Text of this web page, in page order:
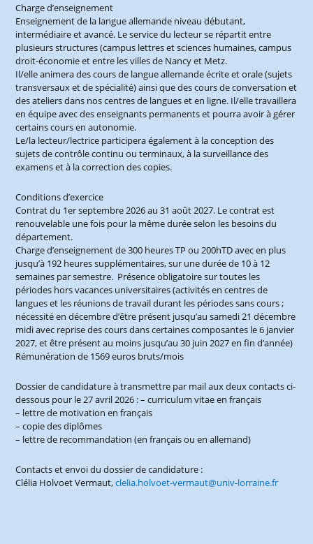
Charge d’enseignement
Enseignement de la langue allemande niveau débutant,
intermédiaire et avancé. Le service du lecteur se répartit entre
plusieurs structures (campus lettres et sciences humaines, campus
droit-économie et entre les villes de Nancy et Metz.
Il/elle animera des cours de langue allemande écrite et orale (sujets
transversaux et de spécialité) ainsi que des cours de conversation et
des ateliers dans nos centres de langues et en ligne. Il/elle travaillera
en équipe avec des enseignants permanents et pourra avoir à gérer
certains cours en autonomie.
Le/la lecteur/lectrice participera également à la conception des
sujets de contrôle continu ou terminaux, à la surveillance des
examens et à la correction des copies.
Conditions d’exercice
Contrat du 1er septembre 2026 au 31 août 2027. Le contrat est
renouvelable une fois pour la même durée selon les besoins du
département.
Charge d’enseignement de 300 heures TP ou 200hTD avec en plus
jusqu’à 192 heures supplémentaires, sur une durée de 10 à 12
semaines par semestre. Présence obligatoire sur toutes les
périodes hors vacances universitaires (activités en centres de
langues et les réunions de travail durant les périodes sans cours ;
nécessité en décembre d’être présent jusqu’au samedi 21 décembre
midi avec reprise des cours dans certaines composantes le 6 janvier
2027, et être présent au moins jusqu’au 30 juin 2027 en fin d’année)
Rémunération de 1569 euros bruts/mois
Dossier de candidature à transmettre par mail aux deux contacts ci-
dessous pour le 27 avril 2026 : – curriculum vitae en français
– lettre de motivation en français
– copie des diplômes
– lettre de recommandation (en français ou en allemand)
Contacts et envoi du dossier de candidature :
Clélia Holvoet Vermaut,clelia.holvoet-vermaut@univ-lorraine.fr